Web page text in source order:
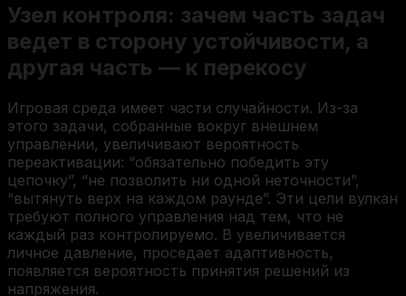
Узел контроля: зачем часть задач
ведет в сторону устойчивости, а
другая часть — к перекосу
Игровая среда имеет части случайности. Из-за
этого задачи, собранные вокруг внешнем
управлении, увеличивают вероятность
переактивации: “обязательно победить эту
цепочку”, “не позволить ни одной неточности”,
“вытянуть верх на каждом раунде”. Эти цели вулкан
требуют полного управления над тем, что не
каждый раз контролируемо. В увеличивается
личное давление, проседает адаптивность,
появляется вероятность принятия решений из
напряжения.